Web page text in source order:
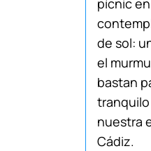
pícnic
de sol:
el
bastan
nuestra
Cádiz.